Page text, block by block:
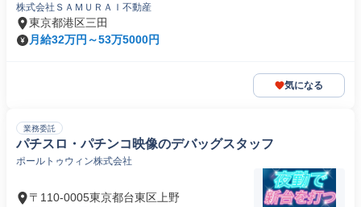
株式会社ＳＡＭＵＲＡＩ不動産
東京都港区三田
月給32万円～53万5000円
気になる
業務委託
パチスロ・パチンコ映像のデバッグスタッフ
ポールトゥウィン株式会社
〒110-0005東京都台東区上野